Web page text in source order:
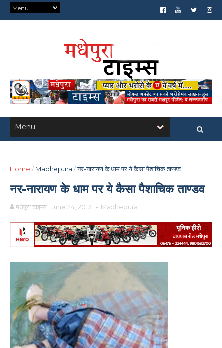
Home / Madhepura /नर-नारायण के धाम पर ये कैसा पैशाचिक ताण्डव
नर-नारायण के धाम पर ये कैसा पैशाचिक ताण्डव
मधेपुरा टाइम्स June 24, 2013 - Madhepura